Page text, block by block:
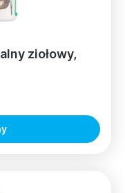
ziołowy,